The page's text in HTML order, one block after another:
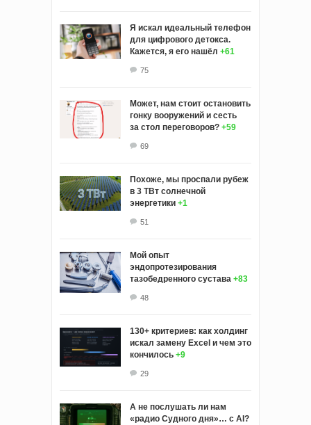
Я искал идеальный телефон
для цифрового детокса.
Кажется, я его нашёл +61
75
Может, нам стоит остановить
гонку вооружений и сесть
за стол переговоров? +59
69
Похоже, мы проспали рубеж
в 3 ТВт солнечной
энергетики +1
51
Мой опыт
эндопротезирования
тазобедренного сустава +83
48
130+ критериев: как холдинг
искал замену Excel и чем это
кончилось +9
29
А не послушать ли нам
«радио Судного дня»… с AI?